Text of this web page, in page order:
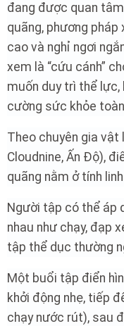
đang được quan
quãng, phương
cao và nghỉ ngơi
xem là “cứu cánh”
muốn duy trì thể
cường sức khỏe
Theo chuyên gia vật
Cloudnine, Ấn Độ),
quãng nằm ở tính
Người tập có thể áp
nhau như chạy, đạp
tập thể dục thường
Một buổi tập điển
khởi động nhẹ, tiếp
chạy nước rút), sau